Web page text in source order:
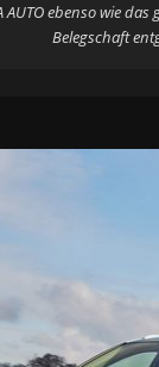
AUTO ebenso wie
Belegschaft